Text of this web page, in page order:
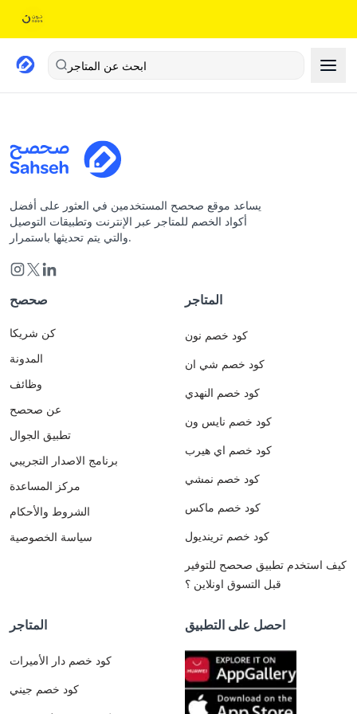
ابحث عن المتاجر
يساعد موقع صحصح المستخدمين في العثور على أفضل
أكواد الخصم للمتاجر عبر الإنترنت وتطبيقات التوصيل
والتي يتم تحديثها باستمرار.
صحصح
كن شريكا
المدونة
وظائف
عن صحصح
تطبيق الجوال
برنامج الاصدار التجريبي
مركز المساعدة
الشروط والأحكام
سياسة الخصوصية
المتاجر
كود خصم نون
كود خصم شي ان
كود خصم النهدي
كود خصم نايس ون
كود خصم اي هيرب
كود خصم نمشي
كود خصم ماكس
كود خصم ترينديول
كيف استخدم تطبيق صحصح للتوفير
قبل التسوق اونلاين ؟
المتاجر
كود خصم دار الأميرات
كود خصم جيني
احصل على التطبيق